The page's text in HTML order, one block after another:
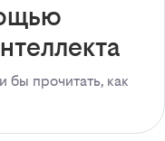
бы прочитать, как